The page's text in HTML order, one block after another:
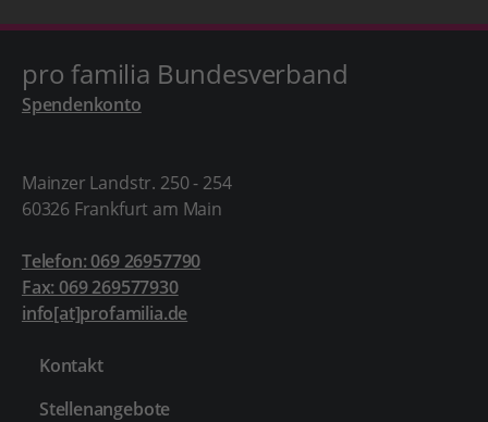
pro familia Bundesverband
Spendenkonto
Mainzer Landstr. 250 - 254
60326 Frankfurt am Main
Telefon: 069 26957790
Fax: 069 269577930
info[at]profamilia.de
Kontakt
Stellenangebote